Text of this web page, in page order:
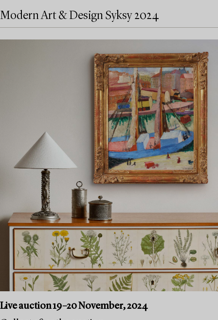
Modern Art & Design Syksy 2024
Live auction 19–20 November, 2024